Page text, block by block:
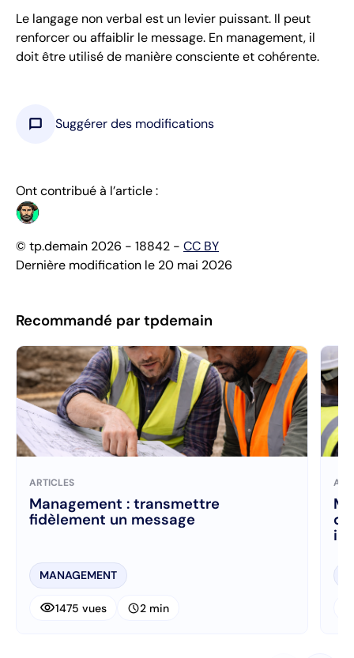
Le langage non verbal est un levier puissant. Il peut
renforcer ou affaiblir le message. En management, il
doit être utilisé de manière consciente et cohérente.
chat_bubble Suggérer des modifications
Ont contribué à l’article :
© tp.demain 2026 - 18842 - CC BY
Dernière modification le 20 mai 2026
Recommandé par tpdemain
ARTICLES
Management : transmettre
fidèlement un message
MANAGEMENT
visibility1475 vues schedule2 min